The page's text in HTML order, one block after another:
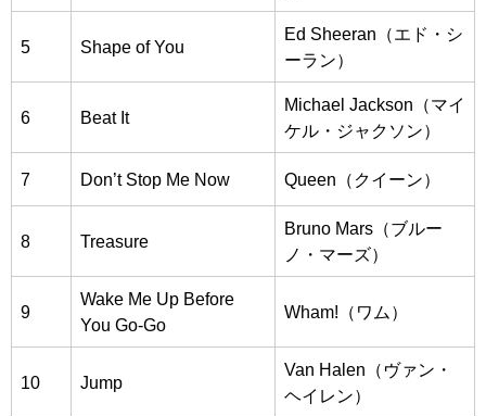
5 Shape of You
Ed Sheeran（エド・シ
ーラン）
6 Beat It
Michael Jackson（マイ
ケル・ジャクソン）
7 Don’t Stop Me Now Queen（クイーン）
8 Treasure
Bruno Mars（ブルー
ノ・マーズ）
9
Wake Me Up Before
You Go-Go
Wham!（ワム）
10 Jump
Van Halen（ヴァン・
ヘイレン）